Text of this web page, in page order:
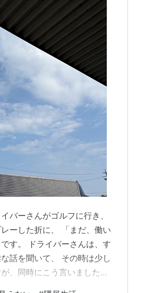
バーさんがゴルフに行き、
ーした折に、 「まだ、働い
す。 ドライバーさんは、す
話を聞いて、 その時は少し
、同時にこう言いました。